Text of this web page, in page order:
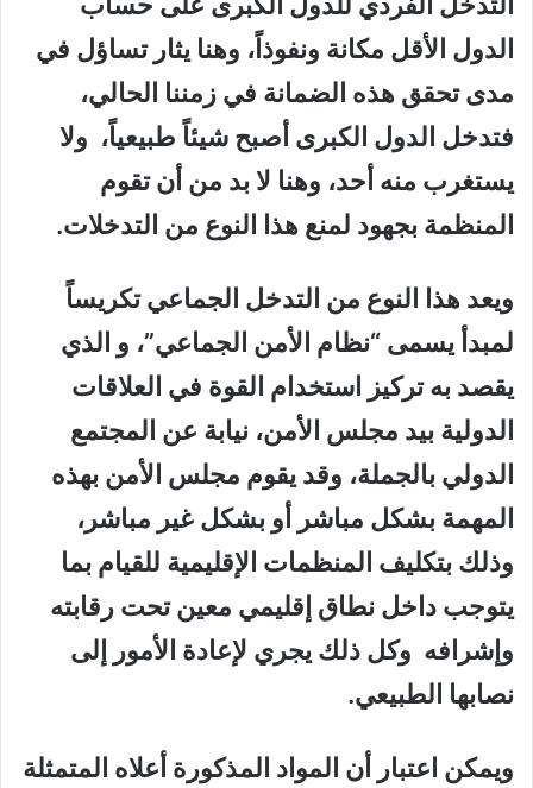
الدول الأقل مكانة ونفوذاً، وهنا يثار تساؤل في
مدى تحقق هذه الضمانة في زمننا الحالي،
فتدخل الدول الكبرى أصبح شيئاً طبيعياً، ولا
يستغرب منه أحد، وهنا لا بد من أن تقوم
المنظمة بجهود لمنع هذا النوع من التدخلات.
ويعد هذا النوع من التدخل الجماعي تكريساً
لمبدأ يسمى “نظام الأمن الجماعي”، و الذي
يقصد به تركيز استخدام القوة في العلاقات
الدولية بيد مجلس الأمن، نيابة عن المجتمع
الدولي بالجملة، وقد يقوم مجلس الأمن بهذه
المهمة بشكل مباشر أو بشكل غير مباشر،
وذلك بتكليف المنظمات الإقليمية للقيام بما
يتوجب داخل نطاق إقليمي معين تحت رقابته
وإشرافه وكل ذلك يجري لإعادة الأمور إلى
نصابها الطبيعي.
ويمكن اعتبار أن المواد المذكورة أعلاه المتمثلة